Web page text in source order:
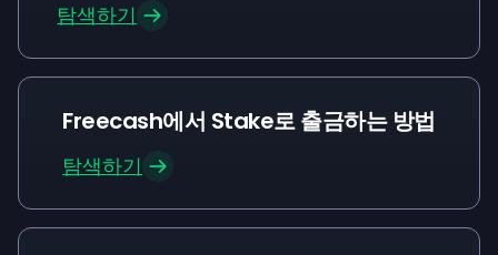
탐색하기
Freecash에서 Stake로 출금하는 방법
탐색하기